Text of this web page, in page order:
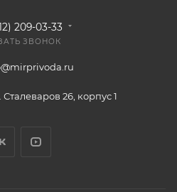
209-03-33
ЗВОНОК
Сталеваров 26, корпус 1